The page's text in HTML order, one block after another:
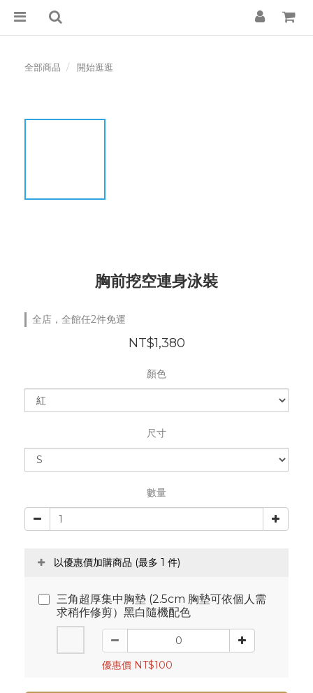
全部商品 開始逛逛
胸前挖空連身泳裝
全店，全館任2件免運
NT$1,380
顏色
尺寸
數量
以優惠價加購商品 (最多 1 件)
三角超厚集中胸墊 (2.5cm 胸墊可依個人需
求稍作修剪）黑白隨機配色
優惠價 NT$100